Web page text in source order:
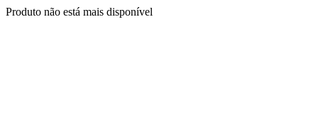
Produto não está mais disponível